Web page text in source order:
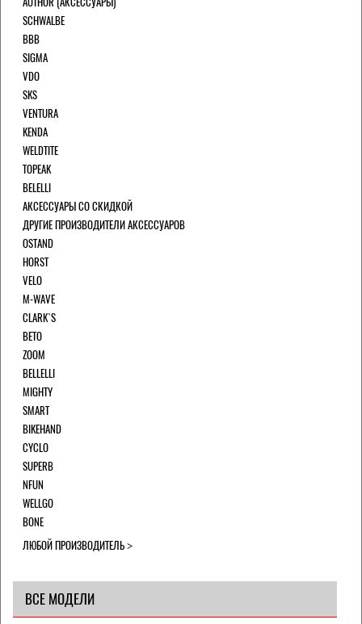
SCHWALBE
BBB
SIGMA
VDO
SKS
VENTURA
KENDA
WELDTITE
TOPEAK
BELELLI
АКСЕССУАРЫ СО СКИДКОЙ
ДРУГИЕ ПРОИЗВОДИТЕЛИ АКСЕССУАРОВ
OSTAND
HORST
VELO
M-WAVE
CLARK`S
BETO
ZOOM
BELLELLI
MIGHTY
SMART
BIKEHAND
CYCLO
SUPERB
NFUN
WELLGO
BONE
ЛЮБОЙ ПРОИЗВОДИТЕЛЬ
ВСЕ МОДЕЛИ